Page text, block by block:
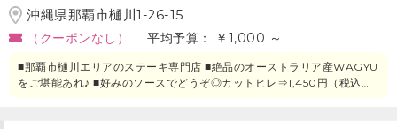
沖縄県那覇市樋川1-26-15
（クーポンなし）
平均予算： ￥1,000 ～
■那覇市樋川エリアのステーキ専門店 ■絶品のオーストラリア産WAGYU
をご堪能あれ♪ ■好みのソースでどうぞ◎カットヒレ⇒1,450円（税込）